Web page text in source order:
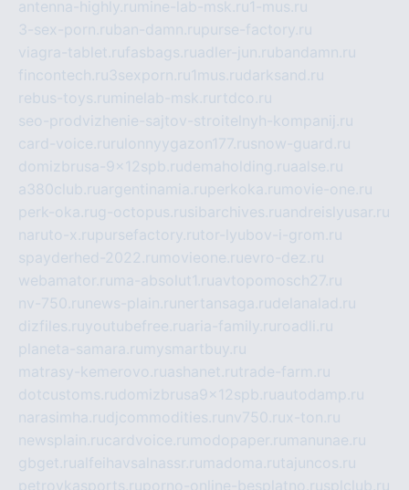
antenna-highly.ru mine-lab-msk.ru1-mus.ru
3-sex-porn.ruban-damn.rupurse-factory.ru
viagra-tablet.rufasbags.ruadler-jun.rubandamn.ru
fincontech.ru3sexporn.ru1mus.rudarksand.ru
rebus-toys.ru minelab-msk.ru rtdco.ru
seo-prodvizhenie-sajtov-stroitelnyh-kompanij.ru
card-voice.ru rulonnyygazon177.rusnow-guard.ru
domizbrusa-9x12spb.rudemaholding.ruaalse.ru
a380club.ruargentinamia.ruperkoka.ru movie-one.ru
perk-oka.rug-octopus.rusibarchives.ruandreislyusar.ru
naruto-x.rupursefactory.rutor-lyubov-i-grom.ru
spayderhed-2022.ru movieone.ruevro-dez.ru
webamator.ru ma-absolut1.ruavtopomosch27.ru
nv-750.ru news-plain.ru nertansaga.rudelanalad.ru
dizfiles.ruyoutubefree.ruaria-family.ru roadli.ru
planeta-samara.ru mysmartbuy.ru
matrasy-kemerovo.ruashanet.rutrade-farm.ru
dotcustoms.rudomizbrusa9x12spb.ruautodamp.ru
narasimha.rudjcommodities.ru nv750.rux-ton.ru
newsplain.rucardvoice.ru modopaper.ru manunae.ru
gbget.rualfeihavsalnassr.ru madoma.rutajuncos.ru
petrovkasports.ruporno-online-besplatno.rusplclub.ru